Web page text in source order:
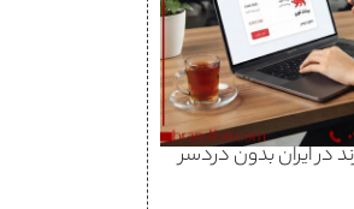
در ایران بدون دردسر